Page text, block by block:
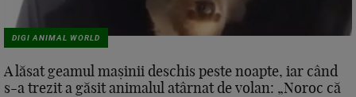
DIGI ANIMAL WORLD
A lăsat geamul mașinii deschis peste noapte, iar când
s-a trezit a găsit animalul atârnat de volan: „Noroc că